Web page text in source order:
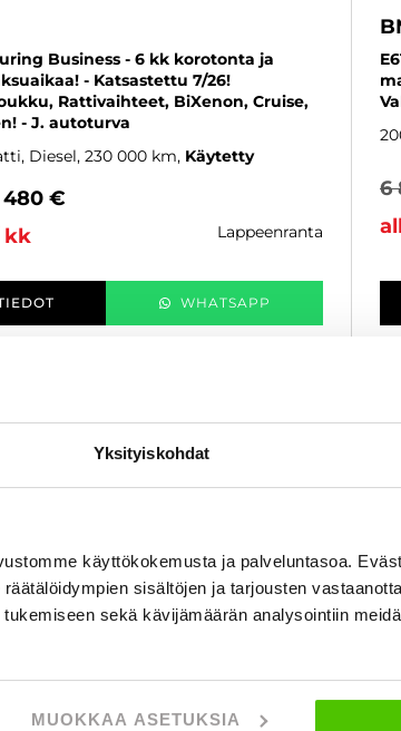
Yksityiskohdat
käyttökokemusta ja palveluntasoa.
sisältöjen ja tarjousten
sekä kävijämäärän analysointiin
MUOKKAA ASETUKSIA
Business - 6 kk korotonta ja
- Katsastettu 7/26!
Rattivaihteet, BiXenon, Cruise,
- J. autoturva
Diesel, 230 000 km Käytetty
480 €
kk
lappeenranta
WHATSAPP
6